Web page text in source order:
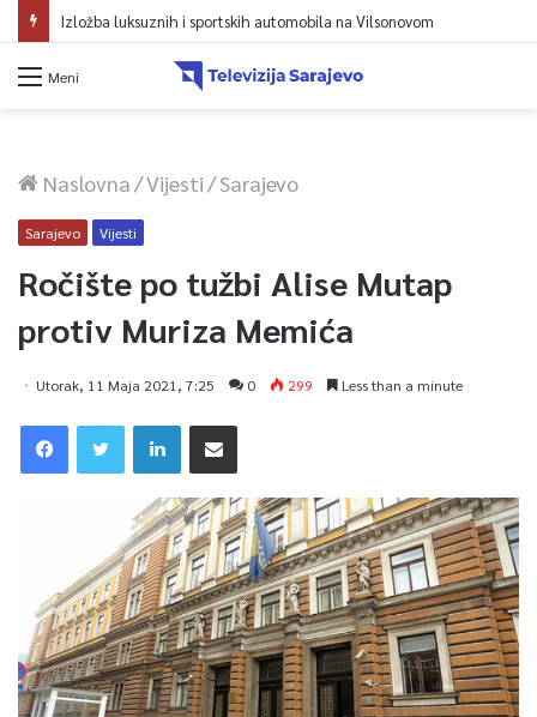
Izložba luksuznih i sportskih automobila na Vilsonovom
Meni
Naslovna/Vijesti/Sarajevo
Sarajevo Vijesti
Ročište po tužbi Alise Mutap
protiv Muriza Memića
Utorak, 11 Maja 2021, 7:25 0 299 Less than a minute